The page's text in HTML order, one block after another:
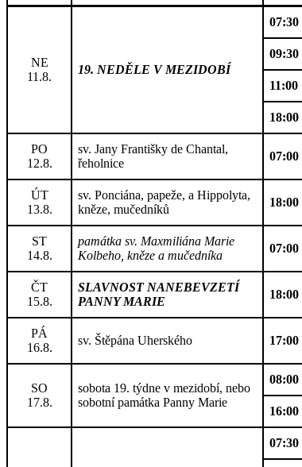
NE
11.8.
19. NEDĚLE V MEZIDOBÍ
07:30
09:30
11:00
18:00
PO
12.8.
sv. Jany Františky de Chantal,
řeholnice
07:00
ÚT
13.8.
sv. Ponciána, papeže, a Hippolyta,
kněze, mučedníků
18:00
ST
14.8.
památka sv. Maxmiliána Marie
Kolbeho, kněze a mučedníka
07:00
ČT
15.8.
SLAVNOST NANEBEVZETÍ
PANNY MARIE
18:00
PÁ
16.8.
sv. Štěpána Uherského 17:00
SO
17.8.
sobota 19. týdne v mezidobí, nebo
sobotní památka Panny Marie
08:00
16:00
07:30